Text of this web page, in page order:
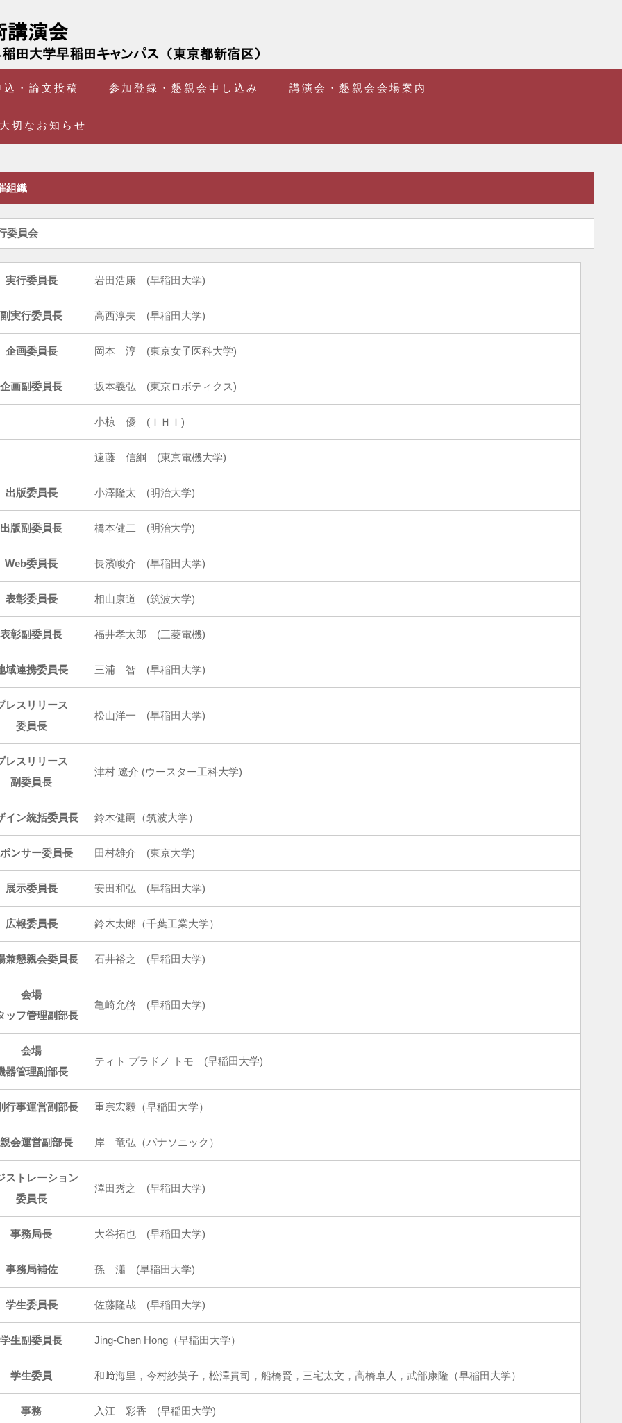
込・論文投稿 参加登録・懇親会申し込み 講演会・懇親会会場案内
切なお知らせ
催組織
行委員会
実行委員長 岩田浩康 (早稲田大学)
副実行委員長 高西淳夫 (早稲田大学)
企画委員長 岡本 淳 (東京女子医科大学)
企画副委員長 坂本義弘 (東京ロボティクス)
小椋 優 (ＩＨＩ)
遠藤 信綱 (東京電機大学)
出版委員長 小澤隆太 (明治大学)
出版副委員長 橋本健二 (明治大学)
Web委員長 長濱峻介 (早稲田大学)
表彰委員長 相山康道 (筑波大学)
表彰副委員長 福井孝太郎 (三菱電機)
域連携委員長 三浦 智 (早稲田大学)
レスリリース
委員長
松山洋一 (早稲田大学)
レスリリース
副委員長
津村 遼介 (ウースター工科大学)
イン統括委員長 鈴木健嗣（筑波大学）
ンサー委員長 田村雄介 (東京大学)
展示委員長 安田和弘 (早稲田大学)
広報委員長 鈴木太郎（千葉工業大学）
兼懇親会委員長 石井裕之 (早稲田大学)
会場
ッフ管理副部長
亀崎允啓 (早稲田大学)
会場
器管理副部長
ティト プラドノ トモ (早稲田大学)
行事運営副部長 重宗宏毅（早稲田大学）
会運営副部長 岸 竜弘（パナソニック）
ストレーション
委員長
澤田秀之 (早稲田大学)
事務局長 大谷拓也 (早稲田大学)
事務局補佐 孫 瀟 (早稲田大学)
学生委員長 佐藤隆哉 (早稲田大学)
学生副委員長 Jing-Chen Hong（早稲田大学）
学生委員 和﨑海里，今村紗英子，松澤貴司，船橋賢，三宅太文，高橋卓人，武部康隆（早稲田大学）
事務 入江 彩香 (早稲田大学)